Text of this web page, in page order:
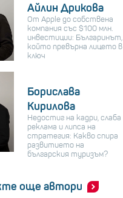
Айлин Дрикова
От Apple до собствена
компания със $100 млн.
инвестиции: Българинът,
който превърна лицето в
ключ
Борислава
Кирилова
Недостиг на кадри, слаба
реклама и липса на
стратегия: Какво спира
развитието на
българския туризъм?
още автори